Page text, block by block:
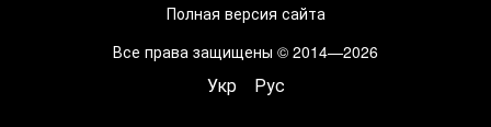
Полная версия сайта
Все права защищены © 2014—2026
Укр Рус